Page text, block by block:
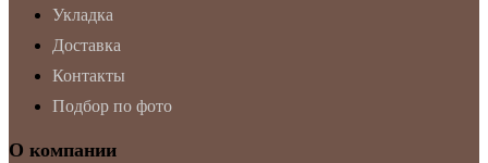
Укладка
Доставка
Контакты
Подбор по фото
О компании